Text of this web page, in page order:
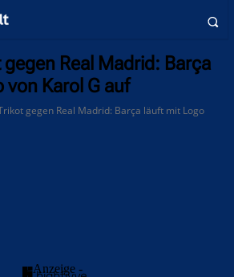
gegen Real Madrid: Barça
von Karol G auf
gegen Real Madrid: Barça läuft mit Logo
- Anzeige -